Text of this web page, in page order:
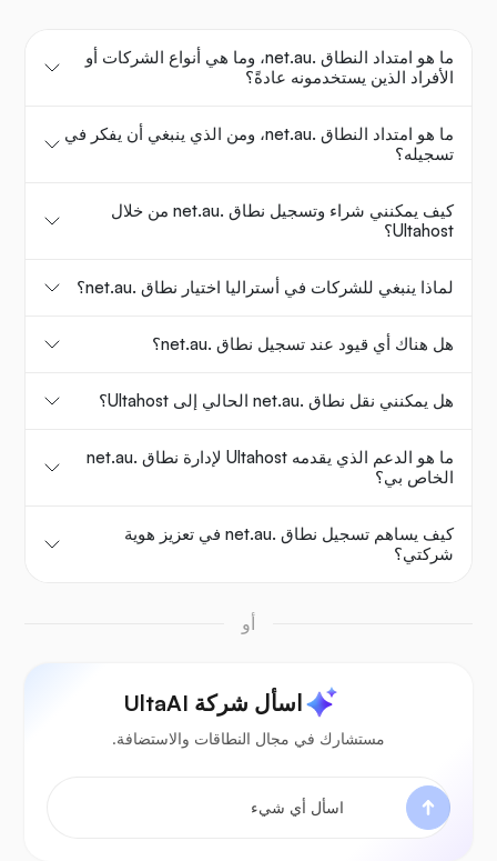
ما هو امتداد النطاق .net.au، وما هي أنواع الشركات أو
الأفراد الذين يستخدمونه عادةً؟
ما هو امتداد النطاق .net.au، ومن الذي ينبغي أن يفكر في
تسجيله؟
كيف يمكنني شراء وتسجيل نطاق .net.au من خلال
Ultahost؟
لماذا ينبغي للشركات في أستراليا اختيار نطاق .net.au؟
هل هناك أي قيود عند تسجيل نطاق .net.au؟
هل يمكنني نقل نطاق .net.au الحالي إلى Ultahost؟
ما هو الدعم الذي يقدمه Ultahost لإدارة نطاق .net.au
الخاص بي؟
كيف يساهم تسجيل نطاق .net.au في تعزيز هوية
شركتي؟
أو
اسأل شركة UltaAI
مستشارك في مجال النطاقات والاستضافة.